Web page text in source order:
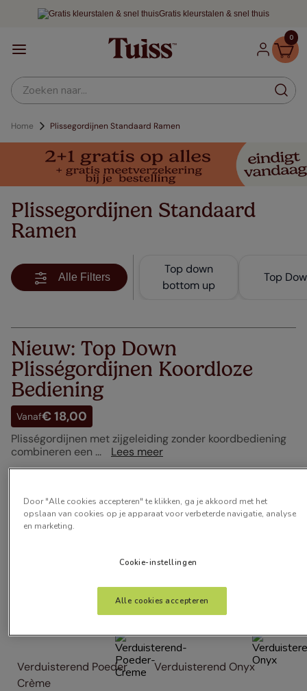
Gratis kleurstalen & snel thuis
0
Zoeken naar...
Home Plissegordijnen Standaard Ramen
Plissegordijnen Standaard
Ramen
Alle Filters
Top down
bottom up
Top
Nieuw: Top Down
Plisségordijnen Koordloze
Bediening
Vanaf€ 18,00
Plisségordijnen met zijgeleiding zonder koordbediening
combineren een ...
Lees meer
Verduisterend Poeder
Crème
Verduisterend Onyx
Door "Alle cookies accepteren" te klikken, ga je akkoord met het
opslaan van cookies op je apparaat voor verbeterde navigatie, analyse
en marketing.
Cookie-instellingen
Alle cookies accepteren